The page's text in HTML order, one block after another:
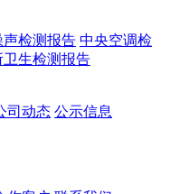
声检测报告 中央空调检
卫生检测报告
司动态 公示信息